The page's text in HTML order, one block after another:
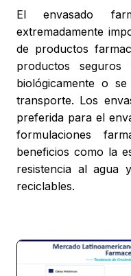
El envasado
extremadamente
de productos
productos
biológicamente o
transporte. Los
preferida para el
formulaciones
beneficios como la
resistencia al agua
reciclables.